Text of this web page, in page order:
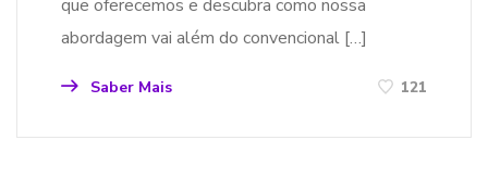
que oferecemos e descubra como nossa
abordagem vai além do convencional […]
Saber Mais 121